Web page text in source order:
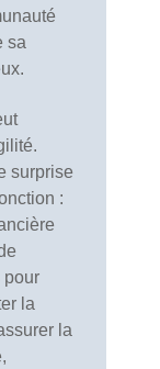
sa
surprise
:
pour
la
la